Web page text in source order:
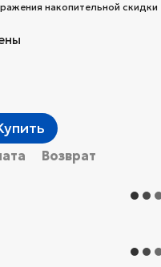
накопительной скидки
Возврат